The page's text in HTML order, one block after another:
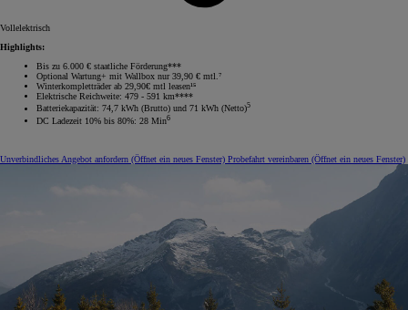
Vollelektrisch
Highlights:
Bis zu 6.000 € staatliche Förderung***
Optional Wartung+ mit Wallbox nur 39,90 € mtl.⁷
Winterkompletträder ab 29,90€ mtl leasen¹⁵
Elektrische Reichweite: 479 - 591 km****
Batteriekapazität: 74,7 kWh (Brutto) und 71 kWh (Netto)5
DC Ladezeit 10% bis 80%: 28 Min6
Unverbindliches Angebot anfordern (Öffnet ein neues Fenster) Probefahrt vereinbaren (Öffnet ein neues Fenster)